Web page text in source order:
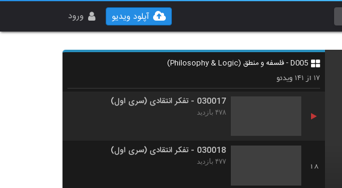
ورود آپلود ویدیو
D005 - فلسفه و منطق (Philosophy & Logic)
۱۷ از ۱۴۱ ویدئو
16
030016 - تفکر انتقادی (سری اول)
۵۲۰ بازدید
030017 - تفکر انتقادی (سری اول)
۴۷۸ بازدید
18
030018 - تفکر انتقادی (سری اول)
۴۷۷ بازدید